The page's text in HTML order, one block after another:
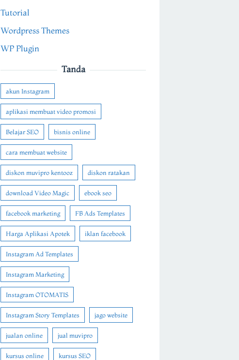
Tutorial
Wordpress Themes
WP Plugin
Tanda
akun Instagram
aplikasi membuat video promosi
Belajar SEO bisnis online
cara membuat website
diskon muvipro kentooz diskon ratakan
download Video Magic ebook seo
facebook marketing FB Ads Templates
Harga Aplikasi Apotek iklan facebook
Instagram Ad Templates
Instagram Marketing
Instagram OTOMATIS
Instagram Story Templates jago website
jualan online jual muvipro
kursus online kursus SEO